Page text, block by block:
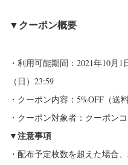
▼クーポン概要
・利用可能期間：2021年10月1
（日）23:59
・クーポン内容：5%OFF（送
・クーポン対象者：クーポン
▼注意事項
・配布予定枚数を超えた場合、